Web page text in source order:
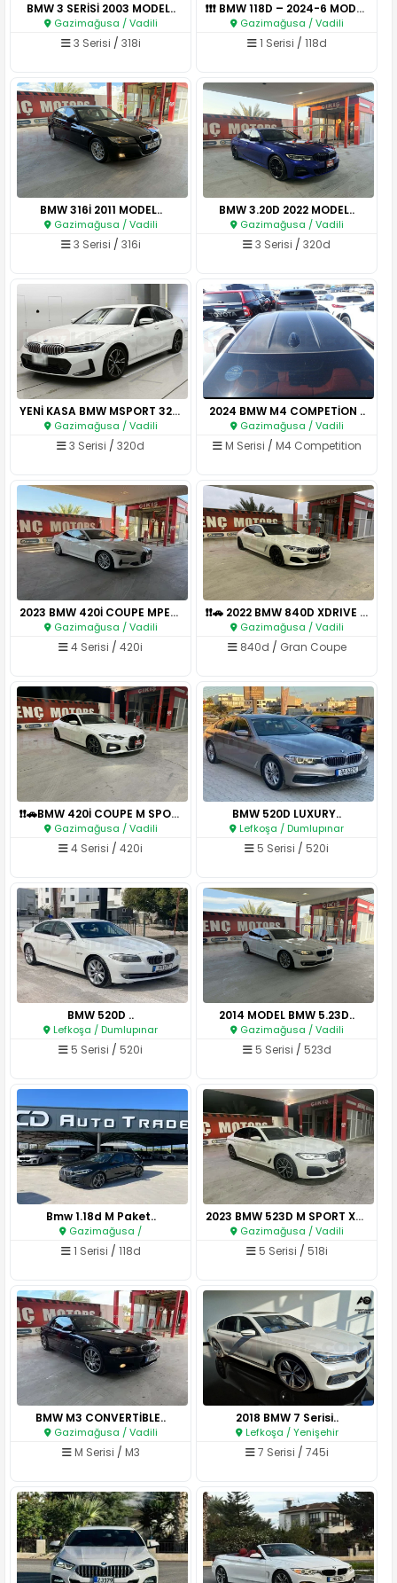
BMW 3 SERİSİ 2003 MODEL..
Gazimağusa / Vadili
3 Serisi / 318i
❗❗❗ BMW 118D – 2024-6 MODEL ❗❗..
Gazimağusa / Vadili
1 Serisi / 118d
BMW 316İ 2011 MODEL..
Gazimağusa / Vadili
3 Serisi / 316i
BMW 3.20D 2022 MODEL..
Gazimağusa / Vadili
3 Serisi /320d
YENİ KASA BMW MSPORT 320D..
Gazimağusa / Vadili
3 Serisi / 320d
2024 BMW M4 COMPETİON ..
Gazimağusa / Vadili
M Serisi / M4 Competition
2023 BMW 420İ COUPE MPERFORMAN..
Gazimağusa / Vadili
4 Serisi / 420i
❗❗🚗 2022 BMW 840D XDRIVE GRAN..
Gazimağusa / Vadili
840d / Gran Coupe
❗❗🚗BMW 420İ COUPE M SPORT 2023..
Gazimağusa / Vadili
4 Serisi / 420i
BMW 520D LUXURY..
Lefkoşa / Dumlupınar
5 Serisi /520i
BMW 520D ..
Lefkoşa / Dumlupınar
5 Serisi / 520i
2014 MODEL BMW 5.23D..
Gazimağusa / Vadili
5 Serisi / 523d
Bmw 1.18d M Paket..
Gazimağusa /
1 Serisi / 118d
2023 BMW 523D M SPORT XDRIVE 5..
Gazimağusa / Vadili
5 Serisi / 518i
BMW M3 CONVERTİBLE..
Gazimağusa / Vadili
M Serisi / M3
2018 BMW 7 Serisi..
Lefkoşa / Yenişehir
7 Serisi / 745i